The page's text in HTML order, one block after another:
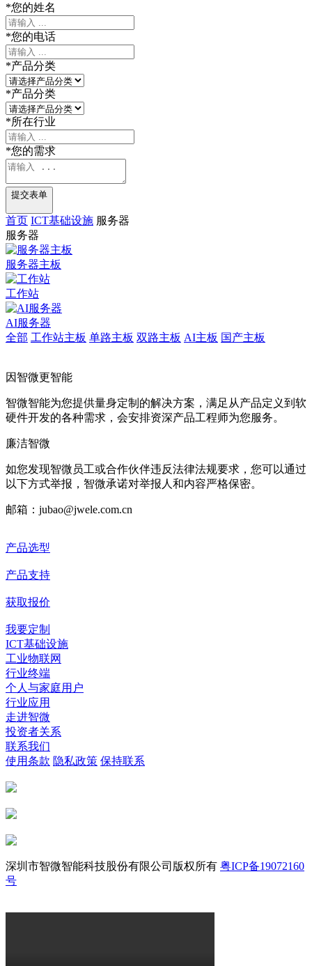
*您的姓名
*您的电话
*产品分类
*产品分类
*所在行业
*您的需求
提交表单
首页 ICT基础设施 服务器
服务器
服务器主板
工作站
AI服务器
全部 工作站主板 单路主板 双路主板 AI主板 国产主板
因智微更智能
智微智能为您提供量身定制的解决方案，满足从产品定义到软
硬件开发的各种需求，会安排资深产品工程师为您服务。
廉洁智微
如您发现智微员工或合作伙伴违反法律法规要求，您可以通过
以下方式举报，智微承诺对举报人和内容严格保密。
邮箱：jubao@jwele.com.cn
产品选型
产品支持
获取报价
我要定制
ICT基础设施
工业物联网
行业终端
个人与家庭用户
行业应用
走进智微
投资者关系
联系我们
使用条款 隐私政策 保持联系
深圳市智微智能科技股份有限公司版权所有 粤ICP备19072160
号